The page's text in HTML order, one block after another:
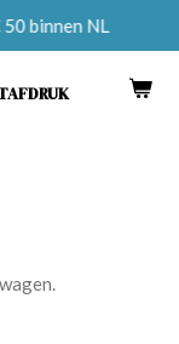
binnen NL